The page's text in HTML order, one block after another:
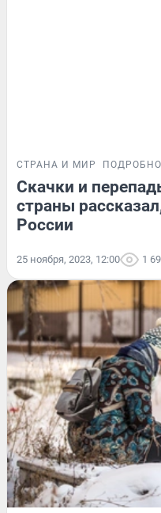
СТРАНА И МИР
Скачки и
страны
России
25 ноября, 2023, 12:00 1